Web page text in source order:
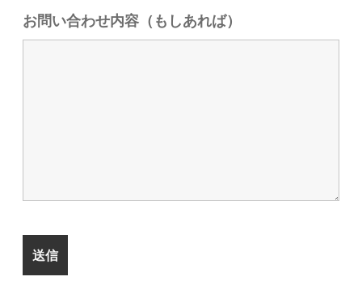
お問い合わせ内容（もしあれば）